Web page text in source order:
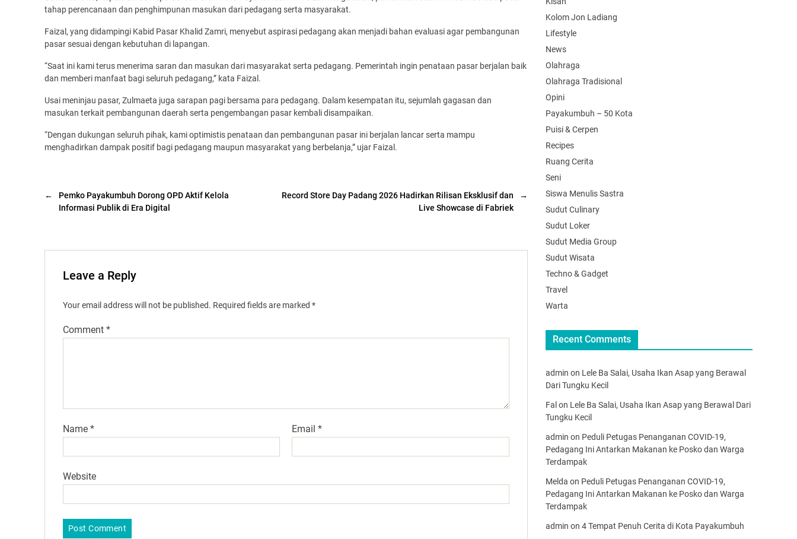
tahap perencanaan dan penghimpunan masukan dari pedagang serta masyarakat.
Faizal, yang didampingi Kabid Pasar Khalid Zamri, menyebut aspirasi pedagang akan menjadi bahan evaluasi agar pembangunan
pasar sesuai dengan kebutuhan di lapangan.
“Saat ini kami terus menerima saran dan masukan dari masyarakat serta pedagang. Pemerintah ingin penataan pasar berjalan baik
dan memberi manfaat bagi seluruh pedagang,” kata Faizal.
Usai meninjau pasar, Zulmaeta juga sarapan pagi bersama para pedagang. Dalam kesempatan itu, sejumlah gagasan dan
masukan terkait pembangunan daerah serta pengembangan pasar kembali disampaikan.
“Dengan dukungan seluruh pihak, kami optimistis penataan dan pembangunan pasar ini berjalan lancar serta mampu
menghadirkan dampak positif bagi pedagang maupun masyarakat yang berbelanja,” ujar Faizal.
←
Pemko Payakumbuh Dorong OPD Aktif Kelola
Informasi Publik di Era Digital
→
Record Store Day Padang 2026 Hadirkan Rilisan Eksklusif dan
Live Showcase di Fabriek
Leave a Reply
Your email address will not be published. Required fields are marked *
Comment *
Name * Email*
Website
Kolom Jon Ladiang
Lifestyle
News
Olahraga
Olahraga Tradisional
Opini
Payakumbuh – 50 Kota
Puisi & Cerpen
Recipes
Ruang Cerita
Seni
Siswa Menulis Sastra
Sudut Culinary
Sudut Loker
Sudut Media Group
Sudut Wisata
Techno & Gadget
Travel
Warta
Recent Comments
admin on Lele Ba Salai, Usaha Ikan Asap yang Berawal
Dari Tungku Kecil
Fal on Lele Ba Salai, Usaha Ikan Asap yang Berawal Dari
Tungku Kecil
admin on Peduli Petugas Penanganan COVID-19,
Pedagang Ini Antarkan Makanan ke Posko dan Warga
Terdampak
Melda on Peduli Petugas Penanganan COVID-19,
Pedagang Ini Antarkan Makanan ke Posko dan Warga
Terdampak
admin on 4 Tempat Penuh Cerita di Kota Payakumbuh